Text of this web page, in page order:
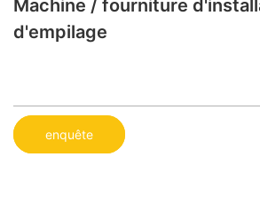
Machine / fourniture
d'empilage
enquête